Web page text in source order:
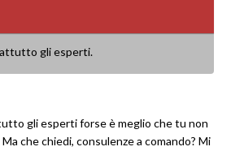
gli esperti.
gli esperti forse è meglio che tu non
che chiedi, consulenze a comando? Mi